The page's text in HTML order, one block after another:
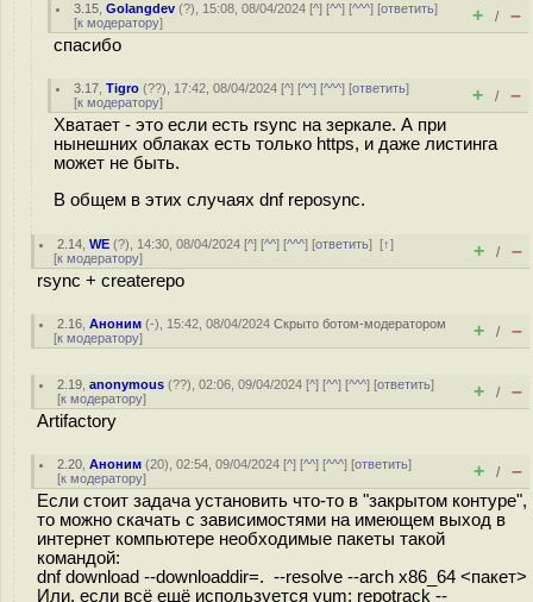
3.15 ,Golangdev (?), 15:08, 08/04/2024 [^] [^^] [^^^] [ответить]
[к модератору] + / –
спасибо
3.17 ,Tigro (??), 17:42, 08/04/2024 [^] [^^] [^^^] [ответить]
[к модератору] + / –
Хватает - это если есть rsync на зеркале. А при
нынешних облаках есть только https, и даже листинга
может не быть.
В общем в этих случаях dnf reposync.
2.14 ,WE (?), 14:30, 08/04/2024 [^] [^^] [^^^] [ответить][↑]
[к модератору] + / –
rsync + createrepo
2.16 ,Аноним (-), 15:42, 08/04/2024Скрыто ботом-модератором
[к модератору] + / –
2.19 ,anonymous (??), 02:06, 09/04/2024 [^] [^^] [^^^] [ответить]
[к модератору] + / –
Artifactory
2.20 ,Аноним (20), 02:54, 09/04/2024 [^] [^^] [^^^] [ответить]
[к модератору] + / –
Если стоит задача установить что-то в "закрытом контуре",
то можно скачать с зависимостями на имеющем выход в
интернет компьютере необходимые пакеты такой
командой:
dnf download --downloaddir=. --resolve --arch x86_64 <пакет>
Или, если всё ещё используется yum: repotrack --